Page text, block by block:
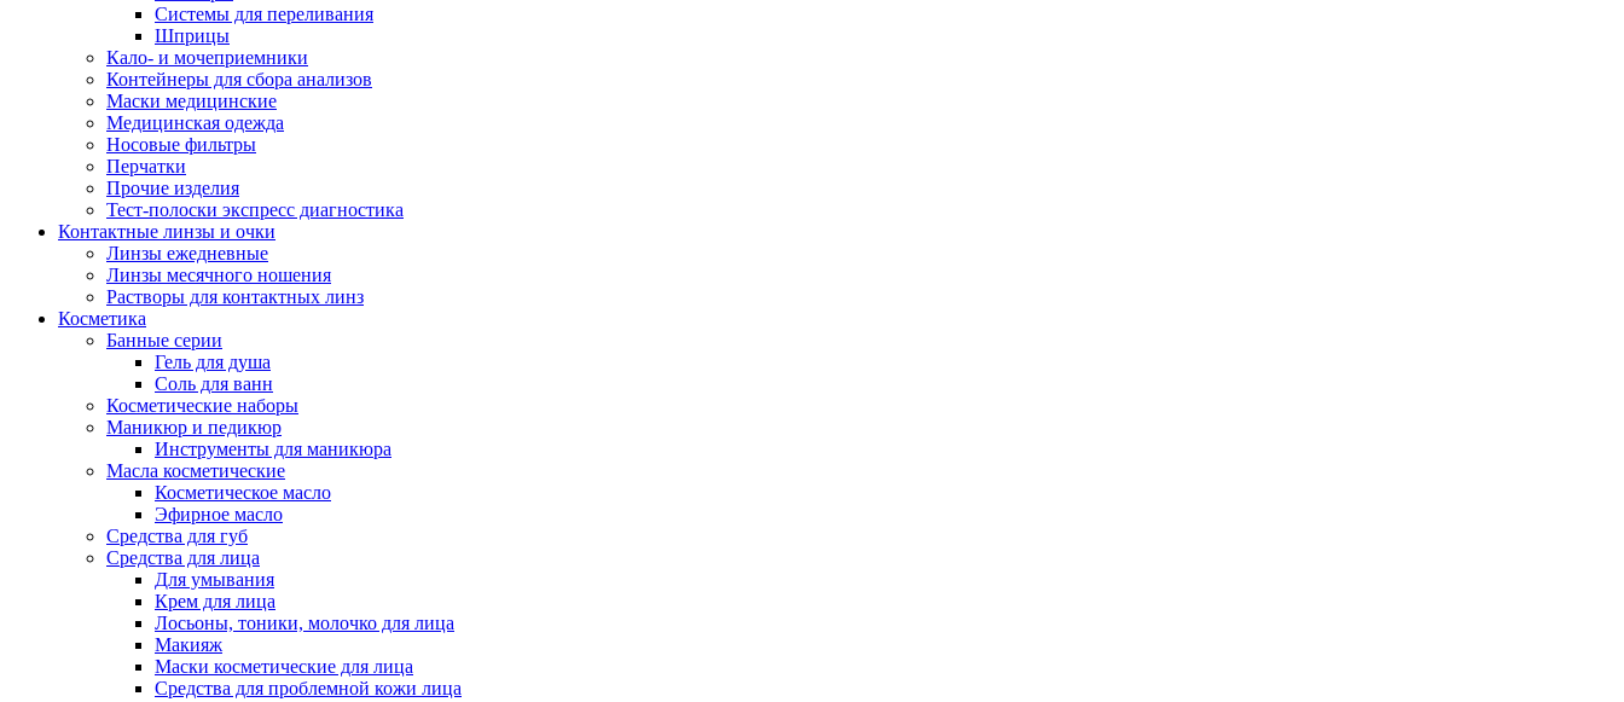
Системы для переливания
Шприцы
Кало- и мочеприемники
Контейнеры для сбора анализов
Маски медицинские
Медицинская одежда
Носовые фильтры
Перчатки
Прочие изделия
Тест-полоски экспресс диагностика
Контактные линзы и очки
Линзы ежедневные
Линзы месячного ношения
Растворы для контактных линз
Косметика
Банные серии
Гель для душа
Соль для ванн
Косметические наборы
Маникюр и педикюр
Инструменты для маникюра
Масла косметические
Косметическое масло
Эфирное масло
Средства для губ
Средства для лица
Для умывания
Крем для лица
Лосьоны, тоники, молочко для лица
Макияж
Маски косметические для лица
Средства для проблемной кожи лица